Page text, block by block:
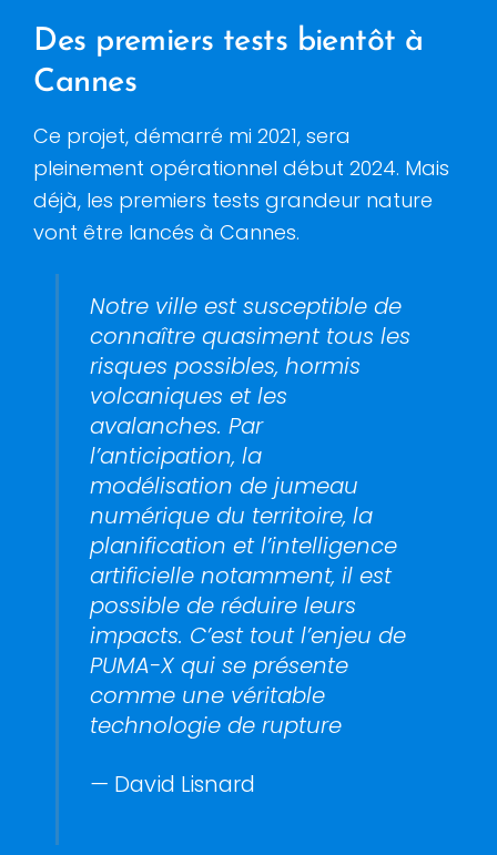
Des premiers tests bientôt à
Cannes
Ce projet, démarré mi 2021, sera
pleinement opérationnel début 2024. Mais
déjà, les premiers tests grandeur nature
vont être lancés à Cannes.
Notre ville est susceptible de
connaître quasiment tous les
risques possibles, hormis
volcaniques et les
avalanches. Par
l’anticipation, la
modélisation de jumeau
numérique du territoire, la
planification et l’intelligence
artificielle notamment, il est
possible de réduire leurs
impacts. C’est tout l’enjeu de
PUMA-X qui se présente
comme une véritable
technologie de rupture
— David Lisnard